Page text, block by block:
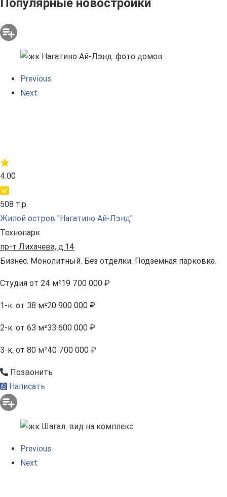
Популярные новостройки
Previous
Next
4.00
508 т.р.
Жилой остров "Нагатино Ай-Лэнд"
Технопарк
пр-т Лихачева, д.14
Бизнес. Монолитный. Без отделки. Подземная парковка.
Студия от 24 м²19 700 000 ₽
1-к. от 38 м²20 900 000 ₽
2-к. от 63 м²33 600 000 ₽
3-к. от 80 м²40 700 000 ₽
Позвонить
Написать
Previous
Next